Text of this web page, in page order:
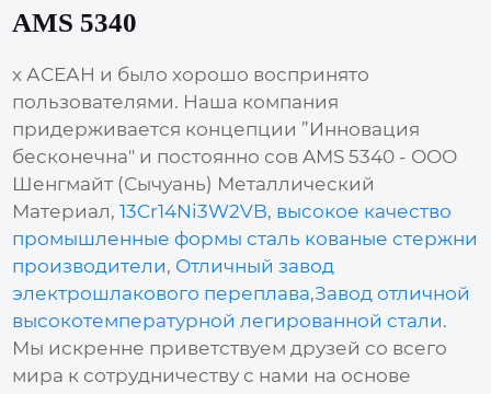
AMS 5340
х АСЕАН и было хорошо воспринято
пользователями. Наша компания
придерживается концепции ”Инновация
бесконечна" и постоянно сов AMS 5340 - ООО
Шенгмайт (Сычуань) Металлический
Материал,13Cr14Ni3W2VB, высокое качество
промышленные формы сталь кованые стержни
производители, Отличный завод
электрошлакового переплава,Завод отличной
высокотемпературной легированной стали.
Мы искренне приветствуем друзей со всего
мира к сотрудничеству с нами на основе